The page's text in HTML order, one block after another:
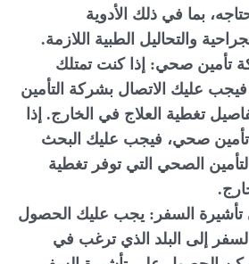
بما في ذلك الأدوية
والتحاليل الطبية اللازمة.
تأمين صحي: إذا كنت تمتلك
عليك الاتصال بشركة التأمين
تغطية العلاج في الخارج. إذا
صحي، فيجب عليك البحث
الصحي التي توفر تغطية
السفر: يجب عليك الحصول
إلى البلد الذي ترغب في